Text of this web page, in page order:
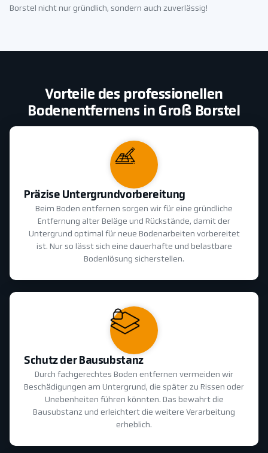
Borstel nicht nur gründlich, sondern auch zuverlässig!
Vorteile des professionellen
Bodenentfernens in Groß Borstel
Präzise Untergrundvorbereitung
Beim Boden entfernen sorgen wir für eine gründliche
Entfernung alter Beläge und Rückstände, damit der
Untergrund optimal für neue Bodenarbeiten vorbereitet
ist. Nur so lässt sich eine dauerhafte und belastbare
Bodenlösung sicherstellen.
Schutz der Bausubstanz
Durch fachgerechtes Boden entfernen vermeiden wir
Beschädigungen am Untergrund, die später zu Rissen oder
Unebenheiten führen könnten. Das bewahrt die
Bausubstanz und erleichtert die weitere Verarbeitung
erheblich.